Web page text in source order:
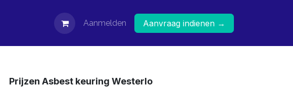
Contact Aanmelden Aanvraag indienen →
Prijzen Asbest keuring Westerlo